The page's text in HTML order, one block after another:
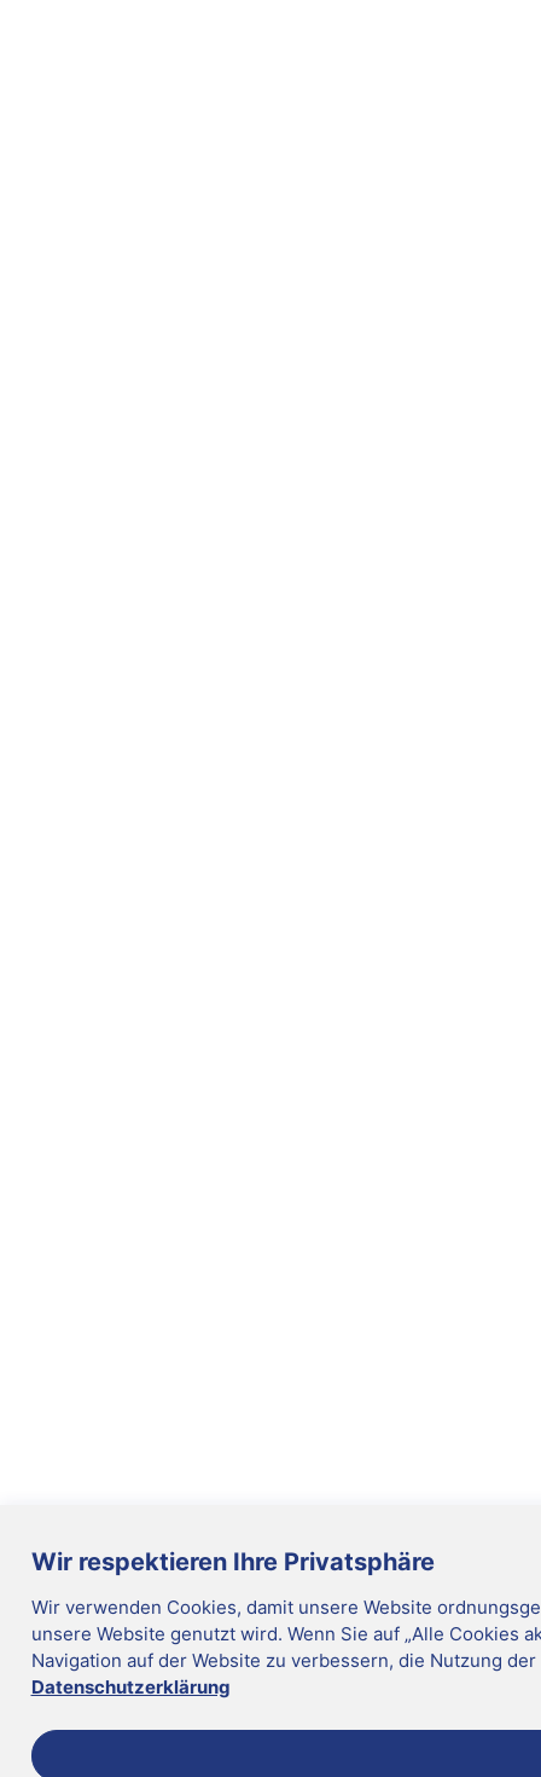
Wir respektieren Ihre Privatsphäre
Wir verwenden Cookies, damit unsere Website
unsere Website genutzt wird. Wenn Sie auf „Alle Cookies
Navigation auf der Website zu verbessern, die Nutzung
Datenschutzerklärung